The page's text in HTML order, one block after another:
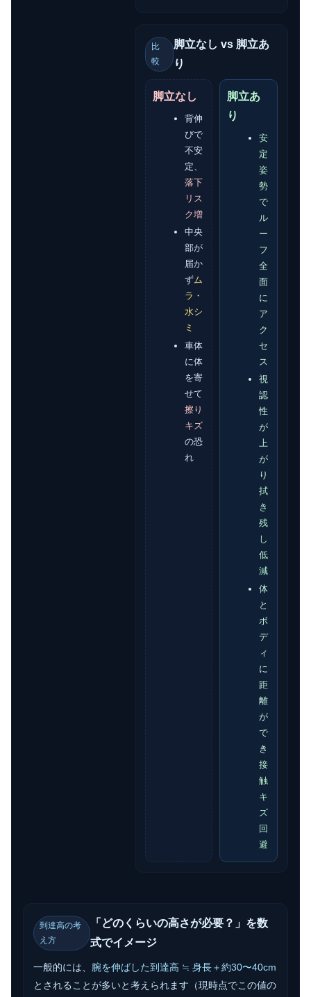
比
較
脚立なし vs 脚立あ
り
脚立なし
背伸
びで
不安
定、
落下
リス
ク増
中央
部が
届か
ずム
ラ・
水シ
ミ
車体
に体
を寄
せて
擦り
キズ
の恐
れ
脚立あ
り
安
定
姿
勢
で
ル
ー
フ
全
面
に
ア
ク
セ
ス
視
認
性
が
上
が
り
拭
き
残
し
低
減
体
と
ボ
デ
ィ
に
距
離
が
で
き
接
触
キ
ズ
回
避
到達高の考
え方
「どのくらいの高さが必要？」を数
式でイメージ
一般的には、 腕を伸ばした到達高 ≒ 身長＋約30〜40cm
とされることが多いと考えられます（現時点でこの値の